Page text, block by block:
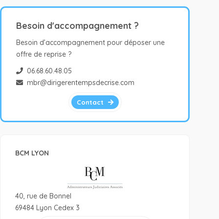
Besoin d'accompagnement ?
Besoin d’accompagnement pour déposer une
offre de reprise ?
06.68.60.48.05
mbr@dirigerentempsdecrise.com
Contact
BCM LYON
40, rue de Bonnel
69484 Lyon Cedex 3